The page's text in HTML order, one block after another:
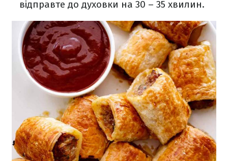
відправте до духовки на 30 – 35 хвилин.